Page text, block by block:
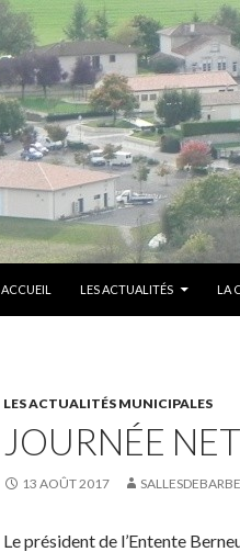
ACCUEIL
LES ACTUALITÉS LA
LES ACTUALITÉS MUNICIPALES
JOURNÉE
13 AOÛT 2017
Le président de l’Entente